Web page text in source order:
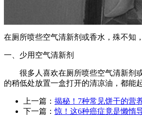
在厕所喷些空气清新剂或香水，殊不知
一、少用空气清新剂
很多人喜欢在厕所喷些空气清新剂或
的稍低处放置一盒打开的清凉油，都能
上一篇： 揭秘！7种常见饼干的营
下一篇：惊！这6种癌症竟是懒惰